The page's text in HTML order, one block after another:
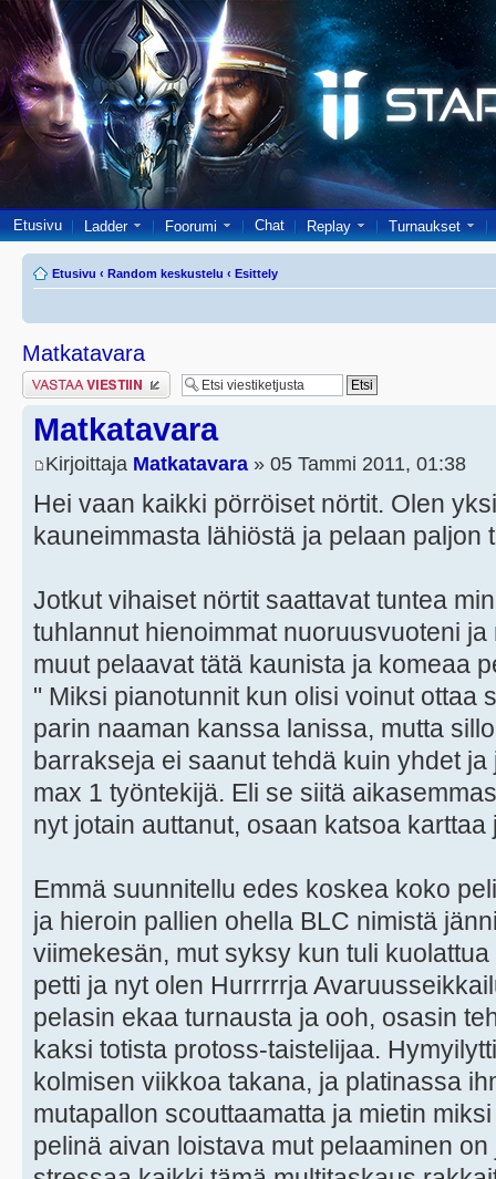
Etusivu Ladder Foorumi Chat Replay Turnaukset
Etusivu ‹ Random keskustelu ‹ Esittely
Matkatavara
Lähetä vastaus
Matkatavara
Kirjoittaja Matkatavara » 05 Tammi 2011, 01:38
Hei vaan kaikki pörröiset nörtit. Olen
kauneimmasta lähiöstä ja pelaan paljon
Jotkut vihaiset nörtit saattavat tuntea
tuhlannut hienoimmat nuoruusvuoteni
muut pelaavat tätä kaunista ja komeaa
" Miksi pianotunnit kun olisi voinut ottaa
parin naaman kanssa lanissa, mutta
barrakseja ei saanut tehdä kuin yhdet
max 1 työntekijä. Eli se siitä
nyt jotain auttanut, osaan katsoa
Emmä suunnitellu edes koskea koko
ja hieroin pallien ohella BLC nimistä
viimekesän, mut syksy kun tuli
petti ja nyt olen Hurrrrrja
pelasin ekaa turnausta ja ooh, osasin
kaksi totista protoss-taistelijaa.
kolmisen viikkoa takana, ja platinassa
mutapallon scouttaamatta ja mietin
pelinä aivan loistava mut pelaaminen